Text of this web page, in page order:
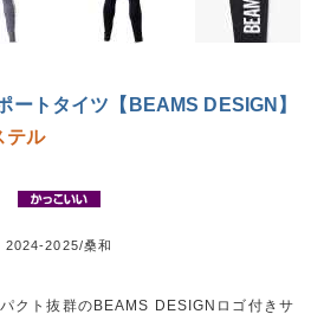
ートタイツ【BEAMS DESIGN】
テル
2024-2025/桑和
クト抜群のBEAMS DESIGNロゴ付きサ